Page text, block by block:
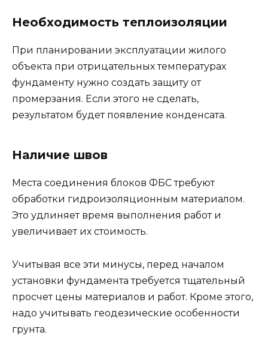
Необходимость теплоизоляции
При планировании эксплуатации жилого
объекта при отрицательных температурах
фундаменту нужно создать защиту от
промерзания. Если этого не сделать,
результатом будет появление конденсата.
Наличие швов
Места соединения блоков ФБС требуют
обработки гидроизоляционным материалом.
Это удлиняет время выполнения работ и
увеличивает их стоимость.
Учитывая все эти минусы, перед началом
установки фундамента требуется тщательный
просчет цены материалов и работ. Кроме этого,
надо учитывать геодезические особенности
грунта.